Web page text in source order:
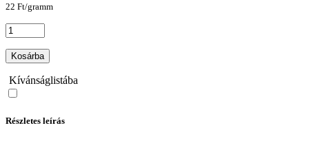
22 Ft/gramm
Kosárba
Kívánságlistába
Részletes leírás